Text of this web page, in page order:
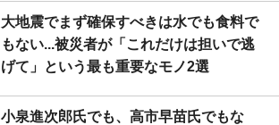
大地震でまず確保すべきは水でも食料で
もない...被災者が「これだけは担いで逃
げて」という最も重要なモノ2選
小泉進次郎氏でも、高市早苗氏でもな